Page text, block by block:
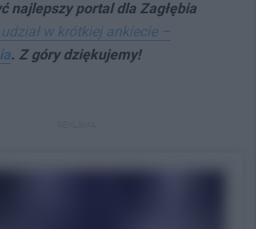
najlepszy portal dla Zagłębia
udział w krótkiej ankiecie –
. Z góry dziękujemy!